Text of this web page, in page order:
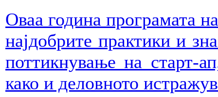
Оваа година програмата
најдобрите практики и
поттикнување на старт-
како и деловното